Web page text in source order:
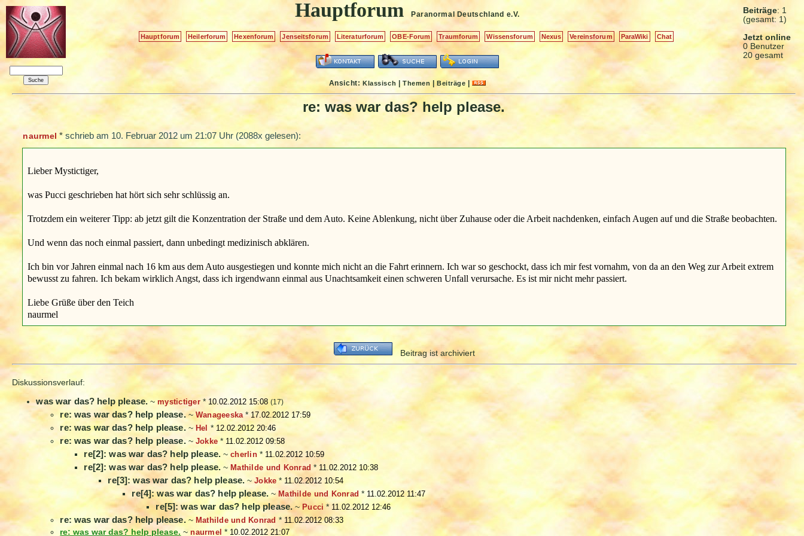
Beiträge: 1
(gesamt: 1)
Jetzt online
0 Benutzer
20 gesamt
Hauptforum Paranormal Deutschland e.V.
Hauptforum Heilerforum Hexenforum Jenseitsforum Literaturforum OBE-Forum Traumforum Wissensforum Nexus Vereinsforum ParaWiki Chat
Ansicht:Klassisch |Themen |Beiträge |
re: was war das? help please.
naurmel *schrieb am 10. Februar 2012 um 21:07 Uhr (2088x gelesen):
Lieber Mystictiger,
was Pucci geschrieben hat hört sich sehr schlüssig an.
Trotzdem ein weiterer Tipp: ab jetzt gilt die Konzentration der Straße und dem Auto. Keine Ablenkung, nicht über Zuhause oder die Arbeit nachdenken, einfach Augen auf und die Straße beobachten.
Und wenn das noch einmal passiert, dann unbedingt medizinisch abklären.
Ich bin vor Jahren einmal nach 16 km aus dem Auto ausgestiegen und konnte mich nicht an die Fahrt erinnern. Ich war so geschockt, dass ich mir fest vornahm, von da an den Weg zur Arbeit extrem
bewusst zu fahren. Ich bekam wirklich Angst, dass ich irgendwann einmal aus Unachtsamkeit einen schweren Unfall verursache. Es ist mir nicht mehr passiert.
Liebe Grüße über den Teich
naurmel
Beitrag ist archiviert
Diskussionsverlauf:
was war das? help please. ~mystictiger* 10.02.2012 15:08 (17)
re: was war das? help please.~Wanageeska* 17.02.2012 17:59
re: was war das? help please.~ Hel *12.02.2012 20:46
re: was war das? help please.~ Jokke* 11.02.2012 09:58
re[2]: was war das? help please. ~cherlin * 11.02.2012 10:59
re[2]: was war das? help please. ~ Mathilde und Konrad * 11.02.2012 10:38
re[3]: was war das? help please. ~Jokke * 11.02.2012 10:54
re[4]: was war das? help please.~Mathilde und Konrad * 11.02.2012 11:47
re[5]: was war das? help please. ~ Pucci * 11.02.2012 12:46
re: was war das? help please.~ Mathilde und Konrad * 11.02.2012 08:33
re: was war das? help please. ~naurmel * 10.02.2012 21:07